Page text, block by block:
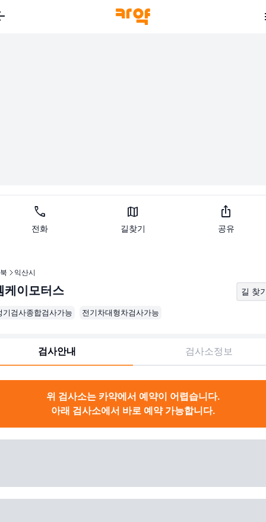
call
전화
map
길찾기
ios_share
공유
익산시
케이모터스 길 찾
기검사종합검사가능 전기차대형차검사가능
검사안내 검사소정보
위 검사소는 카약에서 예약이 어렵습니다.
아래 검사소에서 바로 예약 가능합니다.